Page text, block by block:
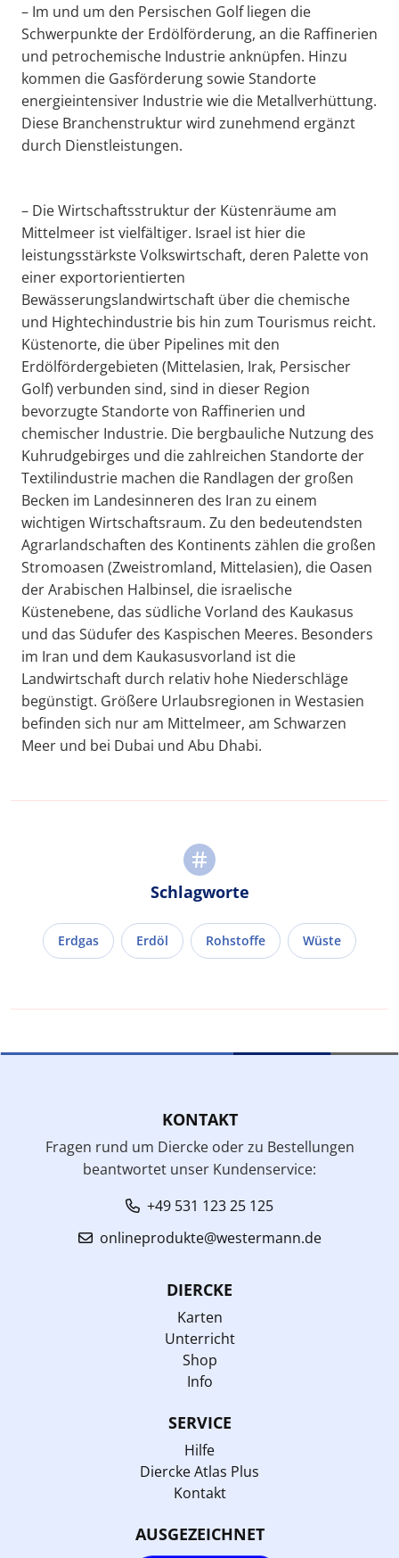
– Im und um den Persischen Golf liegen die
Schwerpunkte der Erdölförderung, an die Raffinerien
und petrochemische Industrie anknüpfen. Hinzu
kommen die Gasförderung sowie Standorte
energieintensiver Industrie wie die Metallverhüttung.
Diese Branchenstruktur wird zunehmend ergänzt
durch Dienstleistungen.
– Die Wirtschaftsstruktur der Küstenräume am
Mittelmeer ist vielfältiger. Israel ist hier die
leistungsstärkste Volkswirtschaft, deren Palette von
einer exportorientierten
Bewässerungslandwirtschaft über die chemische
und Hightechindustrie bis hin zum Tourismus reicht.
Küstenorte, die über Pipelines mit den
Erdölfördergebieten (Mittelasien, Irak, Persischer
Golf) verbunden sind, sind in dieser Region
bevorzugte Standorte von Raffinerien und
chemischer Industrie. Die bergbauliche Nutzung des
Kuhrudgebirges und die zahlreichen Standorte der
Textilindustrie machen die Randlagen der großen
Becken im Landesinneren des Iran zu einem
wichtigen Wirtschaftsraum. Zu den bedeutendsten
Agrarlandschaften des Kontinents zählen die großen
Stromoasen (Zweistromland, Mittelasien), die Oasen
der Arabischen Halbinsel, die israelische
Küstenebene, das südliche Vorland des Kaukasus
und das Südufer des Kaspischen Meeres. Besonders
im Iran und dem Kaukasusvorland ist die
Landwirtschaft durch relativ hohe Niederschläge
begünstigt. Größere Urlaubsregionen in Westasien
befinden sich nur am Mittelmeer, am Schwarzen
Meer und bei Dubai und Abu Dhabi.
Schlagworte
Erdgas Erdöl Rohstoffe Wüste
KONTAKT
Fragen rund um Diercke oder zu Bestellungen
beantwortet unser Kundenservice:
+49 531 123 25 125
onlineprodukte@westermann.de
DIERCKE
Karten
Unterricht
Shop
Info
SERVICE
Hilfe
Diercke Atlas Plus
Kontakt
AUSGEZEICHNET